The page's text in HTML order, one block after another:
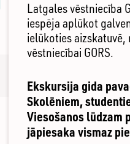
Latgales vēstniecība
iespēja aplūkot
ielūkoties
vēstniecībai GORS.
Ekskursija gida
Skolēniem,
Viesošanos lūdzam
jāpiesaka vismaz